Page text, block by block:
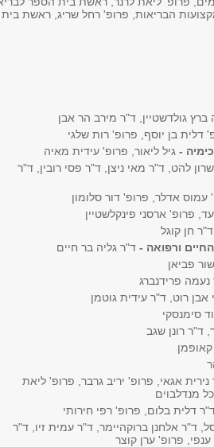
הבריאות, פרופ' רחל שריג, ראשת בית
ברץ גולדשטיין, ד"ר מירב הר אבן
דלית בן יוסף, פרופ' רות שלגי
- גיל ליאור, פרופ' עידית מאיה
להט, ד"ר מאי ניצן, ד"ר פסי רובין, ד"ר
עמוס אדלר, פרופ' דור סלומון
פרופ' ארסני פינקלשטיין
חן קוגל
ורפואה - ד"ר גליה בר חיים
פביאן
נעמה פרידנברג
רוט, ד"ר עידית גוטמן
סימנסקי
ד"ר רונן שגב
קאופמן
נירית אגאי, פרופ' יריב גרבר, פרופ' ליאת
מנדלבוים
דלית בלום, פרופ' רפי חירותי
ד"ר אלחנן ברוקהיימר, ד"ר עמית זיו, ד"ר
ענפי, פרופ' ערן קוצר